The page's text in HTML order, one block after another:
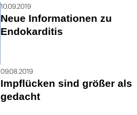
10.09.2019
Neue Informationen zu
Endokarditis
09.08.2019
Impflücken sind größer als
gedacht